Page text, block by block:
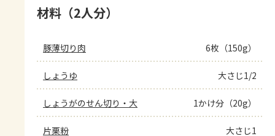
材料（2人分）
豚薄切り肉 6枚（150g）
しょうゆ 大さじ1/2
しょうがのせん切り・大 1かけ分（20g）
片栗粉 大さじ1